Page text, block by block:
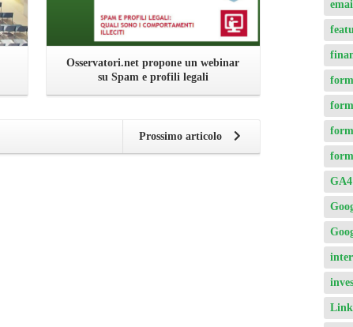
Osservatori.net propone un webinar
su Spam e profili legali
Prossimo articolo
GA4